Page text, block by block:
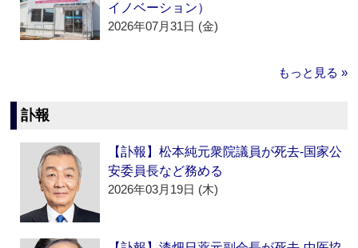
イノベーション）
2026年07月31日 (金)
もっと見る »
訃報
【訃報】松本純元衆院議員が死去‐国家公
安委員長など務める
2026年03月19日 (木)